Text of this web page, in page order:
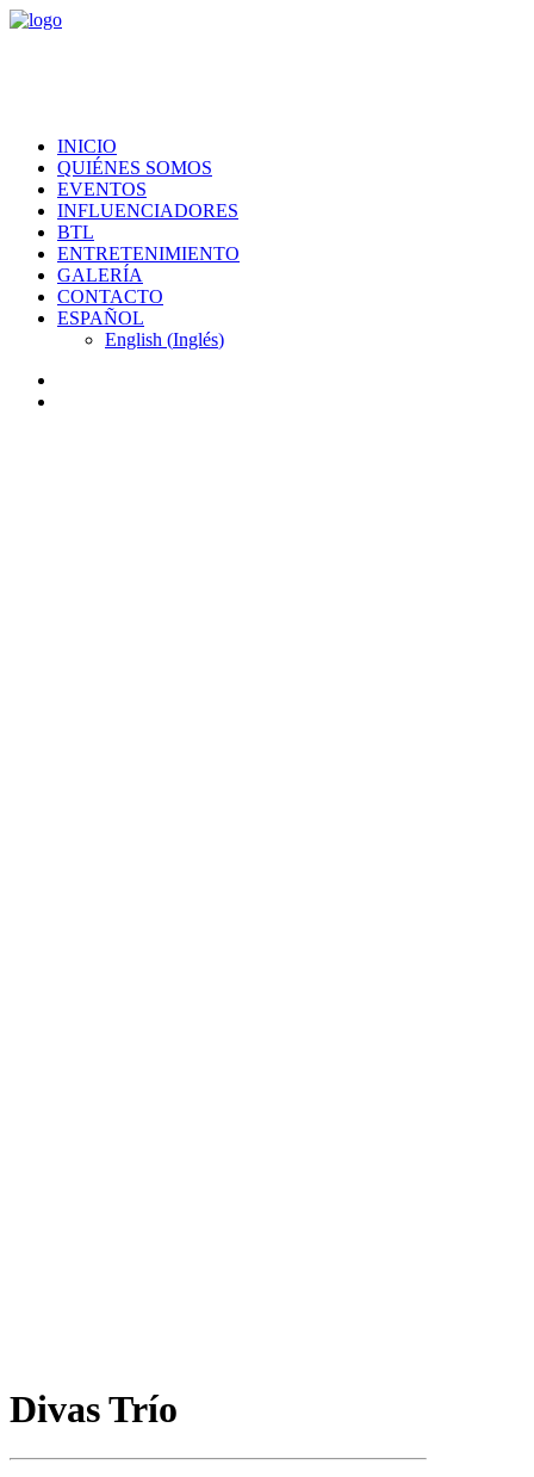
INICIO
QUIÉNES SOMOS
EVENTOS
INFLUENCIADORES
BTL
ENTRETENIMIENTO
GALERÍA
CONTACTO
ESPAÑOL
English (Inglés)
Divas Trío